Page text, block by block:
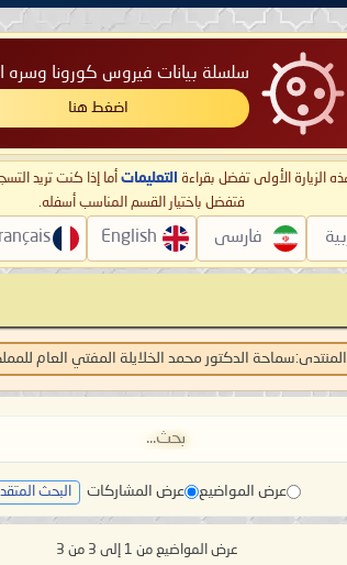
سلسلة بيانات فيروس كورونا وسره
اضغط هنا
الزيارة الأولى تفضل بقراءة التعليمات أما إذا كنت تريد
فتفضل باختيار القسم المناسب أسفله.
فارسی English
المنتدى:سماحة الدكتور محمد الخلايلة المفتي العام
عرض المواضيع عرض المشاركات البحث
عرض المواضيع من 1 إلى 3 من 3